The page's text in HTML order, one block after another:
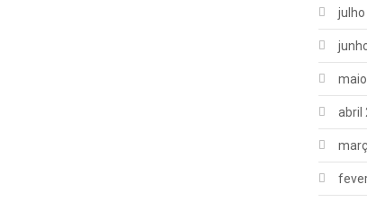
abril